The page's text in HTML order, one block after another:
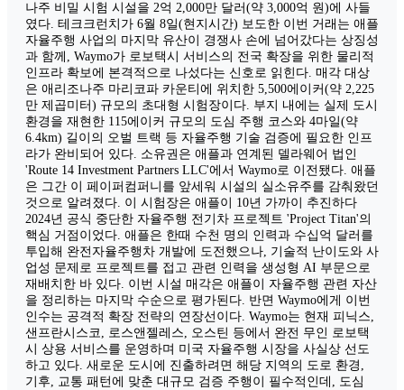
나주 비밀 시험 시설을 2억 2,000만 달러(약 3,000억 원)에 사들
였다. 테크크런치가 6월 8일(현지시간) 보도한 이번 거래는 애플
자율주행 사업의 마지막 유산이 경쟁사 손에 넘어갔다는 상징성
과 함께, Waymo가 로보택시 서비스의 전국 확장을 위한 물리적
인프라 확보에 본격적으로 나섰다는 신호로 읽힌다. 매각 대상
은 애리조나주 마리코파 카운티에 위치한 5,500에이커(약 2,225
만 제곱미터) 규모의 초대형 시험장이다. 부지 내에는 실제 도시
환경을 재현한 115에이커 규모의 도심 주행 코스와 4마일(약
6.4km) 길이의 오벌 트랙 등 자율주행 기술 검증에 필요한 인프
라가 완비되어 있다. 소유권은 애플과 연계된 델라웨어 법인
'Route 14 Investment Partners LLC'에서 Waymo로 이전됐다. 애플
은 그간 이 페이퍼컴퍼니를 앞세워 시설의 실소유주를 감춰왔던
것으로 알려졌다. 이 시험장은 애플이 10년 가까이 추진하다
2024년 공식 중단한 자율주행 전기차 프로젝트 'Project Titan'의
핵심 거점이었다. 애플은 한때 수천 명의 인력과 수십억 달러를
투입해 완전자율주행차 개발에 도전했으나, 기술적 난이도와 사
업성 문제로 프로젝트를 접고 관련 인력을 생성형 AI 부문으로
재배치한 바 있다. 이번 시설 매각은 애플이 자율주행 관련 자산
을 정리하는 마지막 수순으로 평가된다. 반면 Waymo에게 이번
인수는 공격적 확장 전략의 연장선이다. Waymo는 현재 피닉스,
샌프란시스코, 로스앤젤레스, 오스틴 등에서 완전 무인 로보택
시 상용 서비스를 운영하며 미국 자율주행 시장을 사실상 선도
하고 있다. 새로운 도시에 진출하려면 해당 지역의 도로 환경,
기후, 교통 패턴에 맞춘 대규모 검증 주행이 필수적인데, 도심